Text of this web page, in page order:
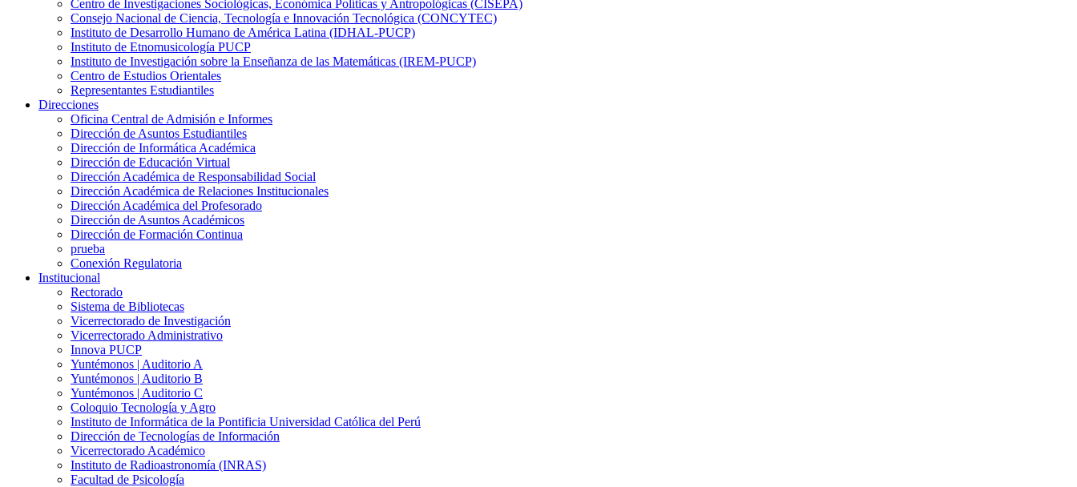
Centro de Investigaciones Sociológicas, Económica Políticas y Antropológicas (CISEPA)
Consejo Nacional de Ciencia, Tecnología e Innovación Tecnológica (CONCYTEC)
Instituto de Desarrollo Humano de América Latina (IDHAL-PUCP)
Instituto de Etnomusicología PUCP
Instituto de Investigación sobre la Enseñanza de las Matemáticas (IREM-PUCP)
Centro de Estudios Orientales
Representantes Estudiantiles
Direcciones
Oficina Central de Admisión e Informes
Dirección de Asuntos Estudiantiles
Dirección de Informática Académica
Dirección de Educación Virtual
Dirección Académica de Responsabilidad Social
Dirección Académica de Relaciones Institucionales
Dirección Académica del Profesorado
Dirección de Asuntos Académicos
Dirección de Formación Continua
prueba
Conexión Regulatoria
Institucional
Rectorado
Sistema de Bibliotecas
Vicerrectorado de Investigación
Vicerrectorado Administrativo
Innova PUCP
Yuntémonos | Auditorio A
Yuntémonos | Auditorio B
Yuntémonos | Auditorio C
Coloquio Tecnología y Agro
Instituto de Informática de la Pontificia Universidad Católica del Perú
Dirección de Tecnologías de Información
Vicerrectorado Académico
Instituto de Radioastronomía (INRAS)
Facultad de Psicología